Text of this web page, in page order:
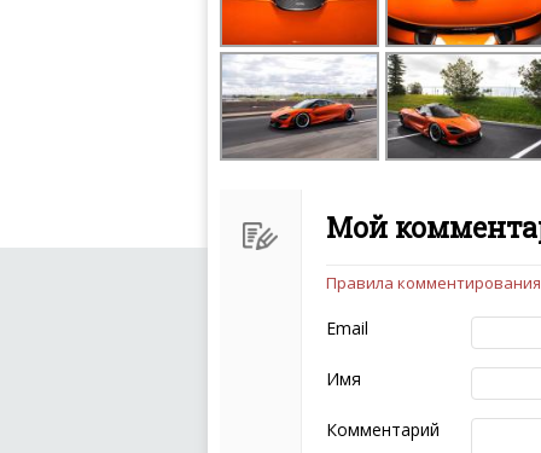
Мой
Чтобы ваш комментарий
следующих правил:
Комментарий не
эмоциональных
Не стоит
Пожалуйста, не
также призывы к
Правила комментирования
Email
Имя
Комментарий